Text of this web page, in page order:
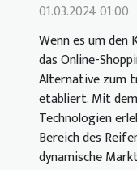
01.03.2024 01:00
Wenn es um
das Online-
Alternative zum
etabliert. Mit
Technologien
Bereich des
dynamische